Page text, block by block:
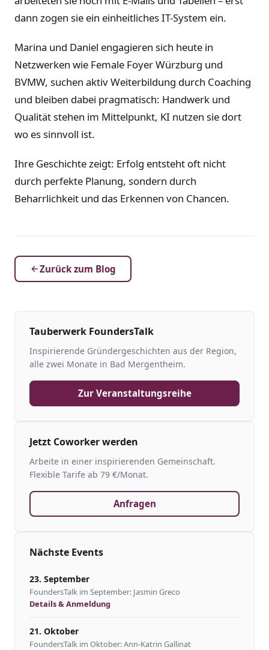
dann zogen sie ein einheitliches IT-System ein.
Marina und Daniel engagieren sich heute in
Netzwerken wie Female Foyer Würzburg und
BVMW, suchen aktiv Weiterbildung durch Coaching
und bleiben dabei pragmatisch: Handwerk und
Qualität stehen im Mittelpunkt, KI nutzen sie dort
wo es sinnvoll ist.
Ihre Geschichte zeigt: Erfolg entsteht oft nicht
durch perfekte Planung, sondern durch
Beharrlichkeit und das Erkennen von Chancen.
Zurück zum Blog
Tauberwerk FoundersTalk
Inspirierende Gründergeschichten aus der Region,
alle zwei Monate in Bad Mergentheim.
Zur Veranstaltungsreihe
Jetzt Coworker werden
Arbeite in einer inspirierenden Gemeinschaft.
Flexible Tarife ab 79 €/Monat.
Anfragen
Nächste Events
23. September
FoundersTalk im September: Jasmin Greco
Details & Anmeldung
21. Oktober
FoundersTalk im Oktober: Ann-Katrin Gallinat